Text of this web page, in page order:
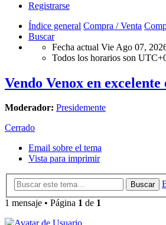
Registrarse
Índice general Compra / Venta
Buscar
Fecha actual Vie Ago 07,
Todos los horarios son
Vendo Venox en
Moderador: Presidemente
Cerrado
Email sobre el tema
Vista para imprimir
Buscar
1 mensaje • Página 1 de 1